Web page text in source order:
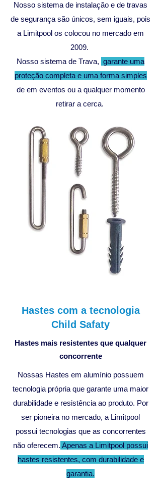
Nosso sistema de instalação e de travas
de segurança são únicos, sem iguais, pois
a Limitpool os colocou no mercado em
2009.
Nosso sistema de Trava, garante uma
proteção completa e uma forma simples
de em eventos ou a qualquer momento
retirar a cerca.
Hastes com a tecnologia
Child Safaty
Hastes mais resistentes que qualquer
concorrente
Nossas Hastes em alumínio possuem
tecnologia própria que garante uma maior
durabilidade e resistência ao produto. Por
ser pioneira no mercado, a Limitpool
possui tecnologias que as concorrentes
não oferecem. Apenas a Limitpool possui
hastes resistentes, com durabilidade e
garantia.